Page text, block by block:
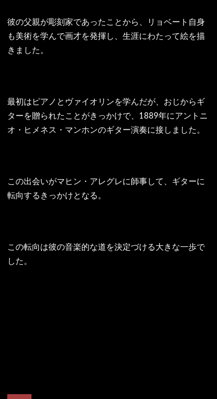
彼の父親が彫刻家であったことから、リョベート自身
も美術を学んで画才を発揮し、生涯にわたって絵を描
きました。
最初はピアノとヴァイオリンを学んだが、おじからギ
ターを贈られたことがきっかけで、1889年にアントニ
オ・ヒメネス・マンホンのギター演奏に接しました。
この出会いがマヒン・アレグレに師事して、ギターに
転向するきっかけとなる。
この転向は彼の音楽的な道を決定づける大きな一歩で
した。